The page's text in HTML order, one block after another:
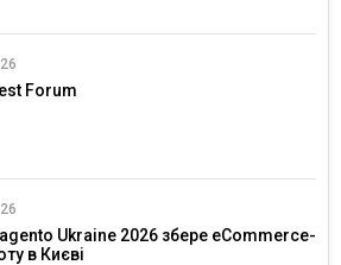
Forum
Ukraine 2026 збере eCommerce-
в Києві